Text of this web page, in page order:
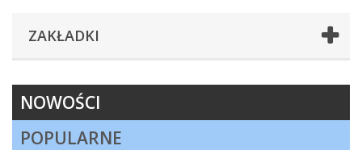
ZAKŁADKI
NOWOŚCI
POPULARNE